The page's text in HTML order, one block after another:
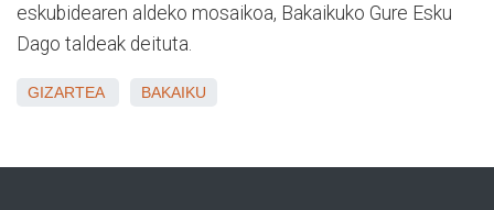
eskubidearen aldeko mosaikoa, Bakaikuko Gure Esku
Dago taldeak deituta.
GIZARTEA BAKAIKU